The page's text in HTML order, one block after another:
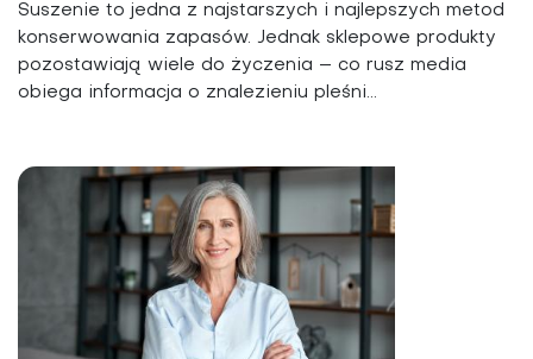
Suszenie to jedna z najstarszych i najlepszych metod
konserwowania zapasów. Jednak sklepowe produkty
pozostawiają wiele do życzenia – co rusz media
obiega informacja o znalezieniu pleśni...